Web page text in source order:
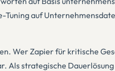
auf
Wer Zapier für kritische
Als strategische